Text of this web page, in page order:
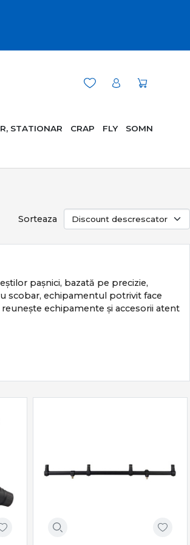
STATIONAR CRAP FLY SOMN
Sorteaza
pașnici, bazată pe precizie,
scobar, echipamentul potrivit face
echipamente și accesorii atent